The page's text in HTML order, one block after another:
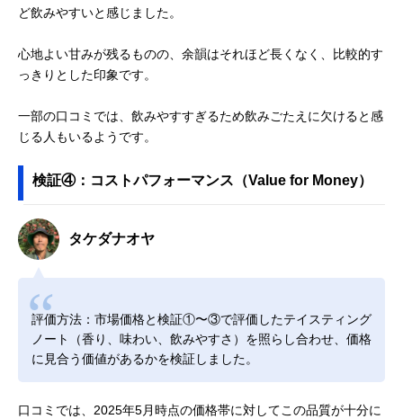
ど飲みやすいと感じました。
心地よい甘みが残るものの、余韻はそれほど長くなく、比較的す
っきりとした印象です。
一部の口コミでは、飲みやすすぎるため飲みごたえに欠けると感
じる人もいるようです。
検証④：コストパフォーマンス（Value for Money）
タケダナオヤ
評価方法：市場価格と検証①〜③で評価したテイスティング
ノート（香り、味わい、飲みやすさ）を照らし合わせ、価格
に見合う価値があるかを検証しました。
口コミでは、2025年5月時点の価格帯に対してこの品質が十分に